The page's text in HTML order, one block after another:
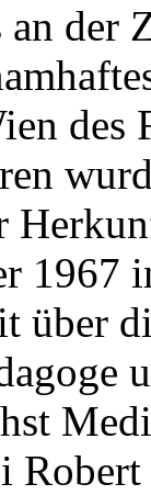
an der
des
über